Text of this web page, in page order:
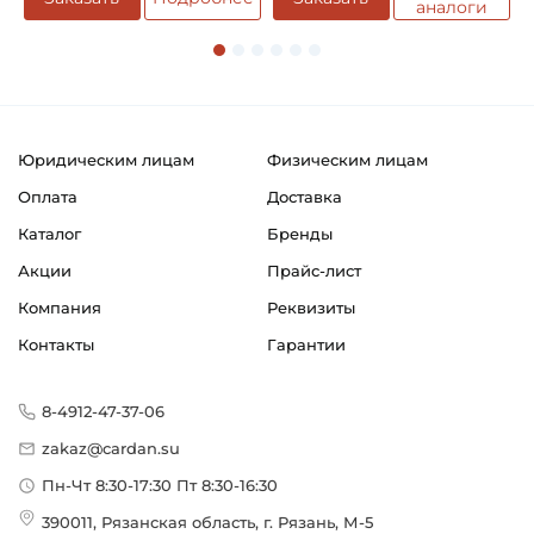
Возможность дополнительной смазки
Страна происхождения:
аналоги
Юридическим лицам
Физическим лицам
Оплата
Доставка
Каталог
Бренды
Акции
Прайс-лист
Компания
Реквизиты
Контакты
Гарантии
8-4912-47-37-06
zakaz@cardan.su
Пн-Чт 8:30-17:30 Пт 8:30-16:30
390011, Рязанская область, г. Рязань, М-5